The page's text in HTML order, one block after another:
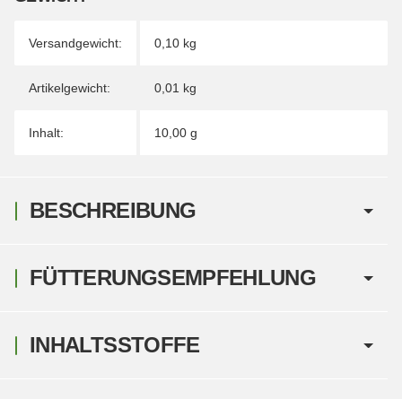
Versandgewicht: 0,10 kg
Artikelgewicht: 0,01 kg
Inhalt: 10,00 g
BESCHREIBUNG
FÜTTERUNGSEMPFEHLUNG
INHALTSSTOFFE